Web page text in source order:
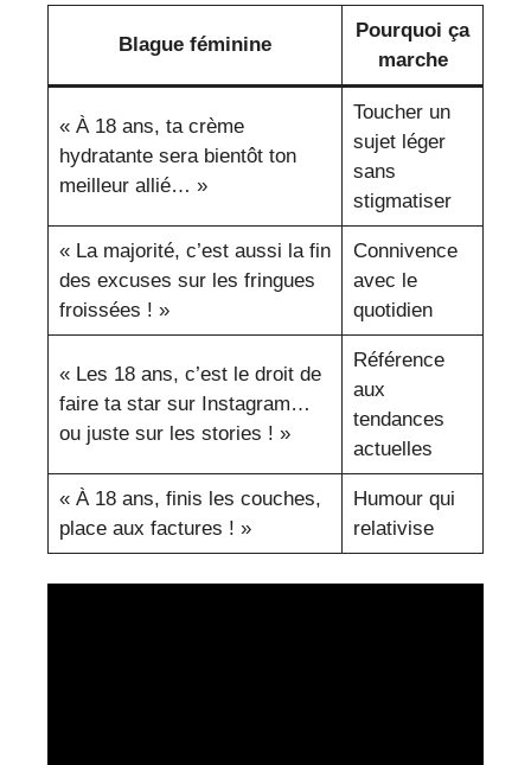
Blague féminine
Pourquoi ça
marche
« À 18 ans, ta crème
hydratante sera bientôt ton
meilleur allié… »
Toucher un
sujet léger
sans
stigmatiser
« La majorité, c’est aussi la fin
des excuses sur les fringues
froissées ! »
Connivence
avec le
quotidien
« Les 18 ans, c’est le droit de
faire ta star sur Instagram…
ou juste sur les stories ! »
Référence
aux
tendances
actuelles
« À 18 ans, finis les couches,
place aux factures ! »
Humour qui
relativise